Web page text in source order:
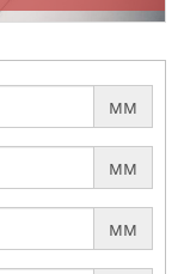
мм
мм
мм